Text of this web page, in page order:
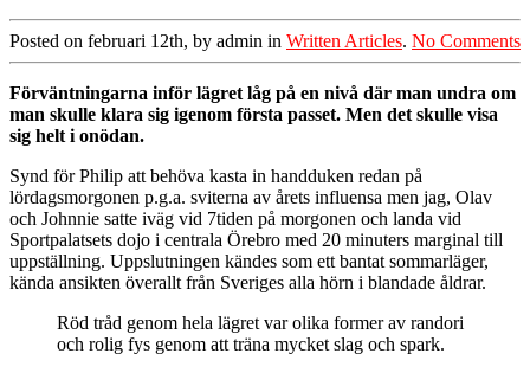
Posted on februari 12th, by admin in Written Articles. No Comments
Förväntningarna inför lägret låg på en nivå där man undra om
man skulle klara sig igenom första passet. Men det skulle visa
sig helt i onödan.
Synd för Philip att behöva kasta in handduken redan på
lördagsmorgonen p.g.a. sviterna av årets influensa men jag, Olav
och Johnnie satte iväg vid 7tiden på morgonen och landa vid
Sportpalatsets dojo i centrala Örebro med 20 minuters marginal till
uppställning. Uppslutningen kändes som ett bantat sommarläger,
kända ansikten överallt från Sveriges alla hörn i blandade åldrar.
Röd tråd genom hela lägret var olika former av randori
och rolig fys genom att träna mycket slag och spark.